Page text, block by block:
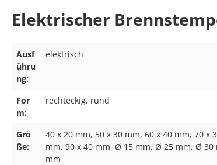
Elektrischer
Ausf
ühru
ng:
elektrisch
For
m:
rechteckig, rund
Grö
ße:
40 x 20 mm, 50 x 30 mm, 60 x 40 mm, 70 x
mm, 90 x 40 mm, Ø 15 mm, Ø 25 mm, Ø
mm